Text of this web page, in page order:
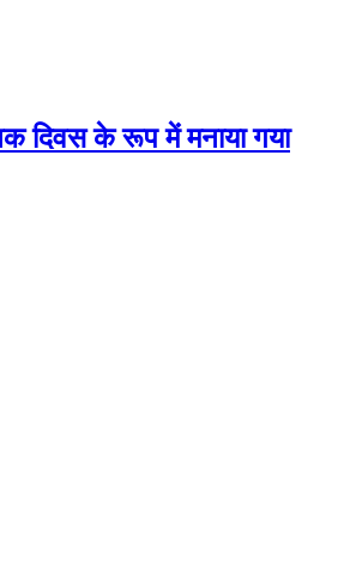
दिवस के रूप में मनाया गया